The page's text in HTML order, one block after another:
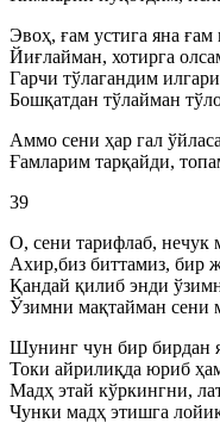
Эвоҳ, ғам устига яна ғам
Йиғлайман, хотирга
Гарчи тўлагандим
Бошқатдан тўлайман
Аммо сени ҳар гал
Ғамларим тарқайди,
39
О, сени тарифлаб, нечук
Ахир,биз биттамиз, бир
Қандай қилиб энди
Ўзимни мақтайман сени
Шунинг чун бир бирдан
Токи айрилиқда юриб
Мадҳ этай кўркингни,
Чунки мадҳ этишга